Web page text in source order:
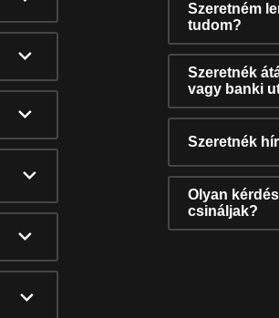
Szeretném
tudom?
Szeretnék
vagy banki
Szeretnék
Olyan
csináljak?